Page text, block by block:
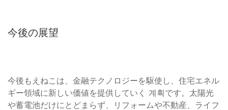
今後の展望
今後もえねこは、金融テクノロジーを駆使し、住宅エネル
ギー領域に新しい価値を提供していく 계획です。太陽光
や蓄電池だけにとどまらず、リフォームや不動産、ライフ